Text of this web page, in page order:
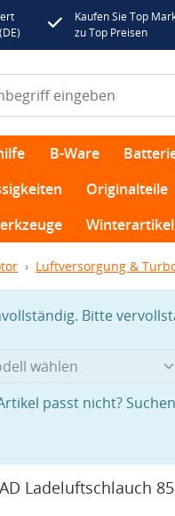
Kaufen Sie Top
zu Top Preisen
B-Ware
Originalteile
Winterartikel
Luftversorgung &
Bitte
passt nicht?
Ladeluftschlauch